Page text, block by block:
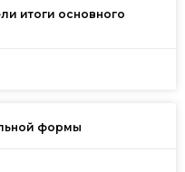
итоги основного
формы